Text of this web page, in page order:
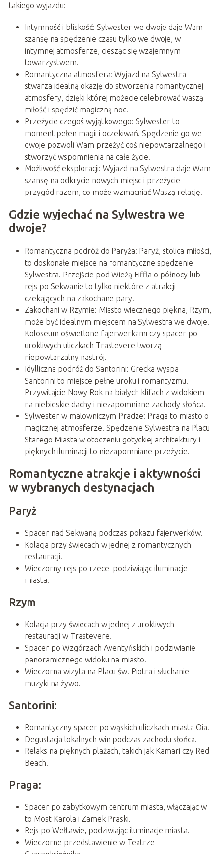
takiego wyjazdu:
Intymność i bliskość: Sylwester we dwoje daje Wam
szansę na spędzenie czasu tylko we dwoje, w
intymnej atmosferze, ciesząc się wzajemnym
towarzystwem.
Romantyczna atmosfera: Wyjazd na Sylwestra
stwarza idealną okazję do stworzenia romantycznej
atmosfery, dzięki której możecie celebrować waszą
miłość i spędzić magiczną noc.
Przeżycie czegoś wyjątkowego: Sylwester to
moment pełen magii i oczekiwań. Spędzenie go we
dwoje pozwoli Wam przeżyć coś niepowtarzalnego i
stworzyć wspomnienia na całe życie.
Możliwość eksploracji: Wyjazd na Sylwestra daje Wam
szansę na odkrycie nowych miejsc i przeżycie
przygód razem, co może wzmacniać Waszą relację.
Gdzie wyjechać na Sylwestra we
dwoje?
Romantyczna podróż do Paryża: Paryż, stolica miłości,
to doskonałe miejsce na romantyczne spędzenie
Sylwestra. Przejście pod Wieżą Eiffla o północy lub
rejs po Sekwanie to tylko niektóre z atrakcji
czekających na zakochane pary.
Zakochani w Rzymie: Miasto wiecznego piękna, Rzym,
może być idealnym miejscem na Sylwestra we dwoje.
Koloseum oświetlone fajerwerkami czy spacer po
urokliwych uliczkach Trastevere tworzą
niepowtarzalny nastrój.
Idylliczna podróż do Santorini: Grecka wyspa
Santorini to miejsce pełne uroku i romantyzmu.
Przywitajcie Nowy Rok na białych klifach z widokiem
na niebieskie dachy i niezapomniane zachody słońca.
Sylwester w malowniczym Pradze: Praga to miasto o
magicznej atmosferze. Spędzenie Sylwestra na Placu
Starego Miasta w otoczeniu gotyckiej architektury i
pięknych iluminacji to niezapomniane przeżycie.
Romantyczne atrakcje i aktywności
w wybranych destynacjach
Paryż
Spacer nad Sekwaną podczas pokazu fajerwerków.
Kolacja przy świecach w jednej z romantycznych
restauracji.
Wieczorny rejs po rzece, podziwiając iluminacje
miasta.
Rzym
Kolacja przy świecach w jednej z urokliwych
restauracji w Trastevere.
Spacer po Wzgórzach Aventyńskich i podziwianie
panoramicznego widoku na miasto.
Wieczorna wizyta na Placu św. Piotra i słuchanie
muzyki na żywo.
Santorini:
Romantyczny spacer po wąskich uliczkach miasta Oia.
Degustacja lokalnych win podczas zachodu słońca.
Relaks na pięknych plażach, takich jak Kamari czy Red
Beach.
Praga:
Spacer po zabytkowym centrum miasta, włączając w
to Most Karola i Zamek Praski.
Rejs po Wełtawie, podziwiając iluminacje miasta.
Wieczorne przedstawienie w Teatrze